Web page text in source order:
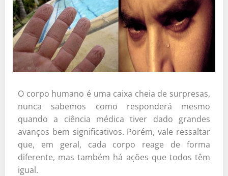
O corpo humano é uma caixa cheia de surpresas,
nunca sabemos como responderá mesmo
quando a ciência médica tiver dado grandes
avanços bem significativos. Porém, vale ressaltar
que, em geral, cada corpo reage de forma
diferente, mas também há ações que todos têm
igual.